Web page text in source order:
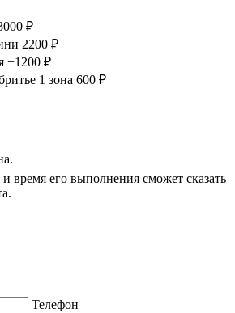
₽
2200 ₽
+1200 ₽
1 зона 600 ₽
время его выполнения сможет сказать
Телефон